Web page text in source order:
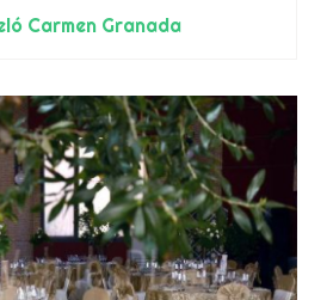
Carmen Granada